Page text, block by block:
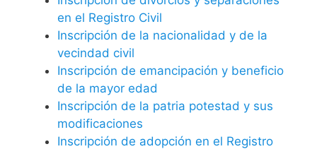
en el Registro Civil
Inscripción de la nacionalidad y de la
vecindad civil
Inscripción de emancipación y beneficio
de la mayor edad
Inscripción de la patria potestad y sus
modificaciones
Inscripción de adopción en el Registro